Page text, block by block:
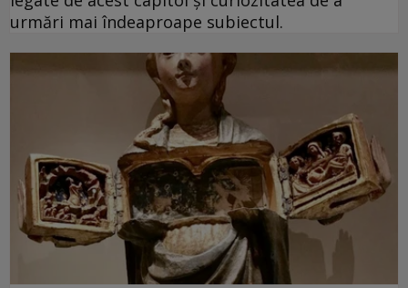
urmări mai îndeaproape subiectul.